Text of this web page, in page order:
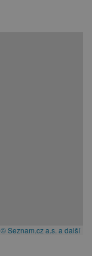
© Seznam.cz a.s. a další